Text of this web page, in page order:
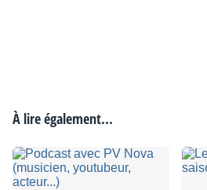
À lire également...